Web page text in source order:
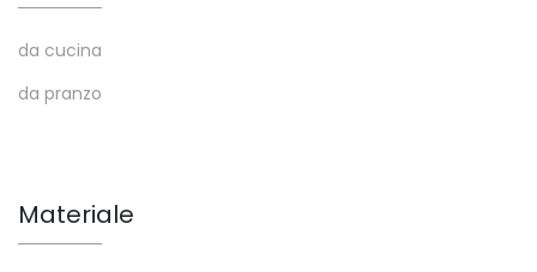
da cucina
da pranzo
Materiale